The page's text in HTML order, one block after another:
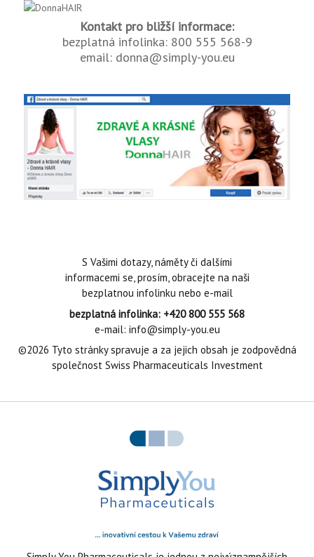
Kontakt pro bližší informace:
bezplatná infolinka: 800 555 568-9
email: donna@simply-you.eu
S Vašimi dotazy, náměty či dalšími
informacemi se, prosím, obracejte na naši
bezplatnou infolinku nebo e-mail
bezplatná infolinka: +420 800 555 568
e-mail: info@simply-you.eu
©2026 Tyto stránky spravuje a za jejich obsah je zodpovědná
společnost Swiss Pharmaceuticals Investment